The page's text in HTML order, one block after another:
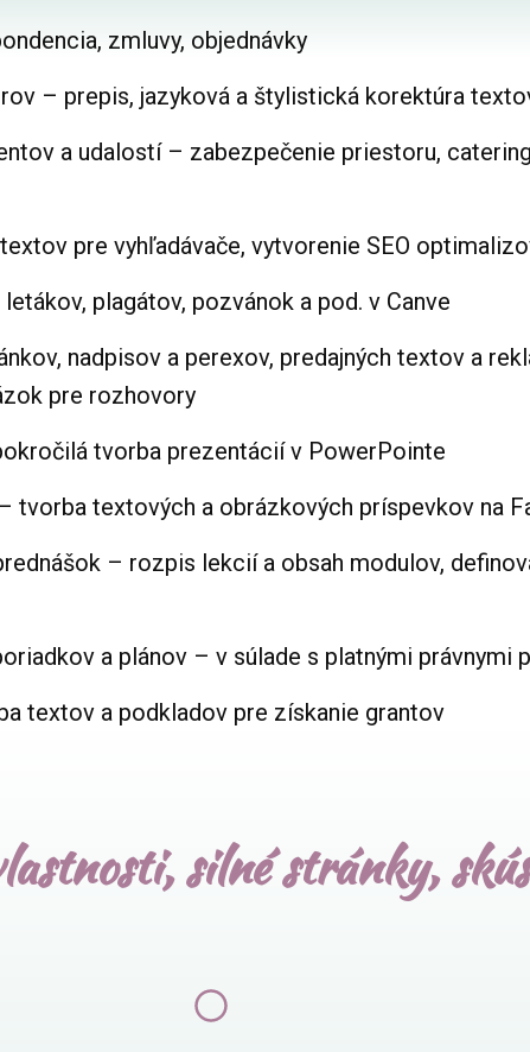
zmluvy, objednávky
– prepis, jazyková a štylistická korektúra
a udalostí – zabezpečenie priestoru,
pre vyhľadávače, vytvorenie SEO
plagátov, pozvánok a pod. v Canve
nadpisov a perexov, predajných textov a
pre rozhovory
tvorba prezentácií v PowerPointe
tvorba textových a obrázkových príspevkov na
– rozpis lekcií a obsah modulov,
a plánov – v súlade s platnými právnymi
textov a podkladov pre získanie grantov
silné stránky,